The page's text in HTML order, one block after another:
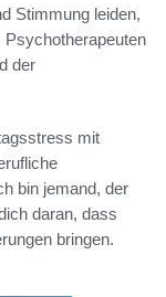
Stimmung leiden,
Psychotherapeuten
der
mit
bin jemand, der
daran, dass
bringen.